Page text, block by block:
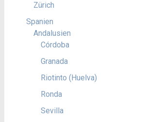
Zürich
Spanien
Andalusien
Córdoba
Granada
Riotinto (Huelva)
Ronda
Sevilla